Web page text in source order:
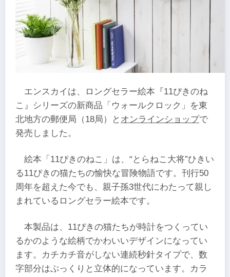
エンスカイは、ロングセラー絵本『11ぴきのね
こ』シリーズの新商品「ウォールクロック」を東
北地方の郵便局（18局）と オンラインショップで
発売しました。
絵本「11ぴきのねこ」は、“とらねこ大将”ひきい
る11ぴきの猫たちの愉快な冒険物語です。刊行50
周年を超えた今でも、親子孫3世代にわたって親し
まれているロングセラー絵本です。
本製品は、11ぴきの猫たちが時計をつくってい
るかのような絵柄でかわいいデザインになってい
ます。カチカチ音がしない連続秒針タイプで、数
字部分はぷっくりと立体的になっています。カラ